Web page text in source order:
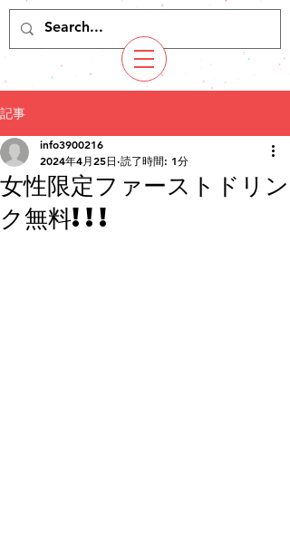
記事
女性限定ファーストドリン
ク無料!!!
info3900216
2024年4月25日 読了時間: 1分